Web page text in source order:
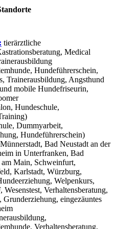
tierärztliche
Medical
Hundeführerschein,
Trainerausbildung, Angsthund
mobile Hundefriseurin,
Hundeschule,
Dummyarbeit,
Hundeführerschein)
Bad Neustadt an der
in Unterfranken, Bad
Main, Schweinfurt,
Karlstadt, Würzburg,
Welpenkurs,
Verhaltensberatung,
eingezäuntes
Verhaltensberatung,